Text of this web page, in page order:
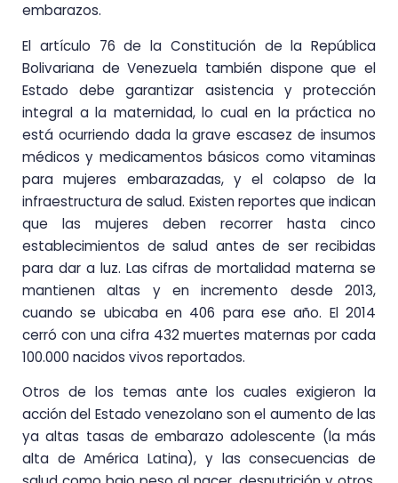
embarazos.
El artículo 76 de la Constitución de la República
Bolivariana de Venezuela también dispone que el
Estado debe garantizar asistencia y protección
integral a la maternidad, lo cual en la práctica no
está ocurriendo dada la grave escasez de insumos
médicos y medicamentos básicos como vitaminas
para mujeres embarazadas, y el colapso de la
infraestructura de salud. Existen reportes que indican
que las mujeres deben recorrer hasta cinco
establecimientos de salud antes de ser recibidas
para dar a luz. Las cifras de mortalidad materna se
mantienen altas y en incremento desde 2013,
cuando se ubicaba en 406 para ese año. El 2014
cerró con una cifra 432 muertes maternas por cada
100.000 nacidos vivos reportados.
Otros de los temas ante los cuales exigieron la
acción del Estado venezolano son el aumento de las
ya altas tasas de embarazo adolescente (la más
alta de América Latina), y las consecuencias de